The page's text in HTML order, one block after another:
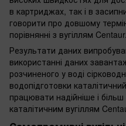
в картриджах, так і в
говорити про довшому
порівнянні з вугіллям Centaur.
Результати даних
використанні даних
розчиненого у воді
водопідготовки
працювати надійніше і
каталітичним вугіллям